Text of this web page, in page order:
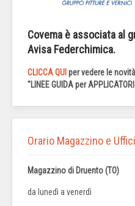
Covema è associata al
Avisa Federchimica.
CLICCA QUIper vedere le
"LINEE GUIDA per
Orario Magazzino e
Magazzino di Druento (TO)
da lunedì a venerdì